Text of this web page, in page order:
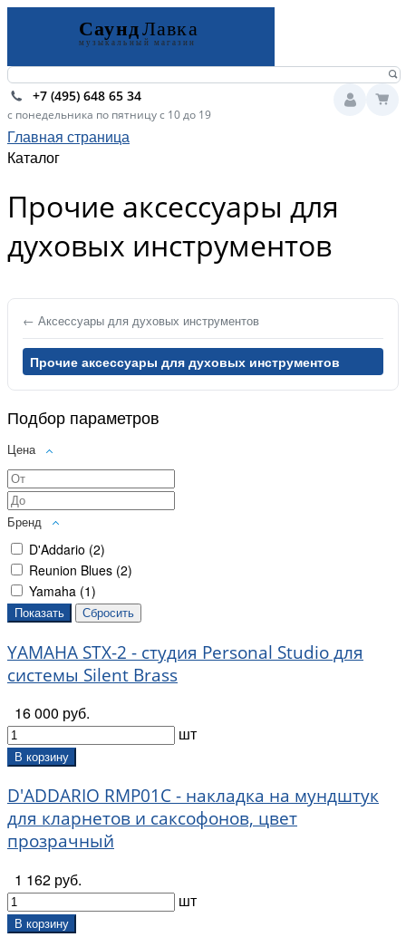
+7 (495) 648 65 34
с понедельника по пятницу с 10 до 19
Главная страница
Каталог
Прочие аксессуары для
духовых инструментов
← Аксессуары для духовых инструментов
Прочие аксессуары для духовых инструментов
Подбор параметров
Цена
Бренд
D'Addario (2)
Reunion Blues (2)
Yamaha (1)
YAMAHA STX-2 - студия Personal Studio для
системы Silent Brass
16 000 руб.
шт
В корзину
D'ADDARIO RMP01C - накладка на мундштук
для кларнетов и саксофонов, цвет
прозрачный
1 162 руб.
шт
В корзину